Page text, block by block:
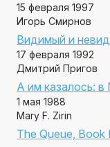
15 февраля 1997
Игорь Смирнов
Видимый и
17 февраля 1992
Дмитрий Пригов
А им казалось:
1 мая 1988
Mary F. Zirin
The Queue, Book